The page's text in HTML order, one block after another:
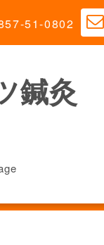
51-0802
鍼灸